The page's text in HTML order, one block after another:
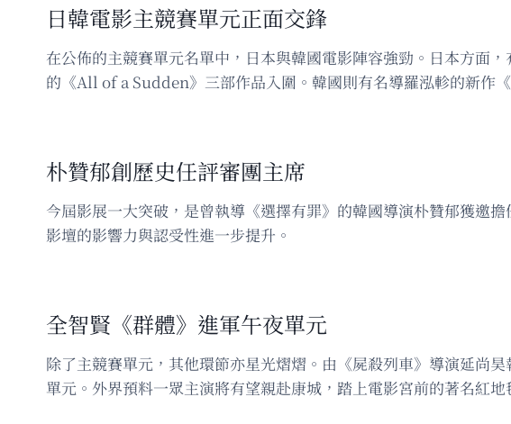
日韓電影主競賽單元正面交鋒
在公佈的主競賽單元名單中，日本與韓國電影陣容強勁。日本方面
的《All of a Sudden》三部作品入圍。韓國則有名導羅泓軫的新作
朴贊郁創歷史任評審團主席
今屆影展一大突破，是曾執導《選擇有罪》的韓國導演朴贊郁獲邀
影壇的影響力與認受性進一步提升。
全智賢《群體》進軍午夜單元
除了主競賽單元，其他環節亦星光熠熠。由《屍殺列車》導演延尚
單元。外界預料一眾主演將有望親赴康城，踏上電影宮前的著名紅地